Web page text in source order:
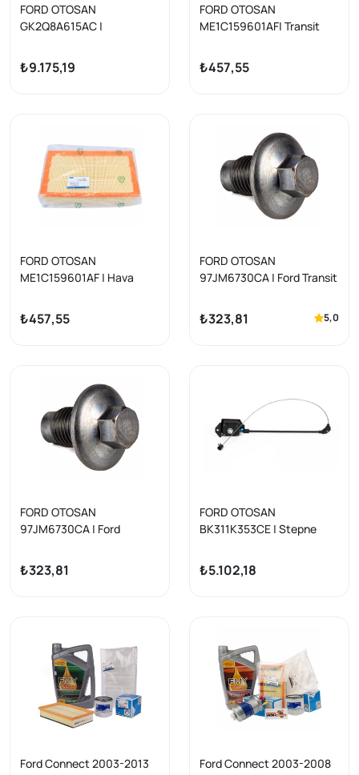
FORD OTOSAN
GK2Q8A615AC |
Ranger 2.0 EcoBlue Triger
Seti
₺9.175,19
FORD OTOSAN
ME1C159601AF| Transit
Hava Filtresi (Süngersiz
Tip)
₺457,55
FORD OTOSAN
ME1C159601AF | Hava
V348 V363 2.2/2.4 01- 2.0
Ecoblue 18-20
₺457,55
FORD OTOSAN
97JM6730CA | Ford Transit
Orijinal | 1 Adet
₺323,81 5,0
FORD OTOSAN
97JM6730CA | Ford
Tapası Orijinal | 1 Adet
₺323,81
FORD OTOSAN
BK311K353CE | Stepne
V363 14-
₺5.102,18
Ford Connect 2003-2013
Ford Connect 2003-2008